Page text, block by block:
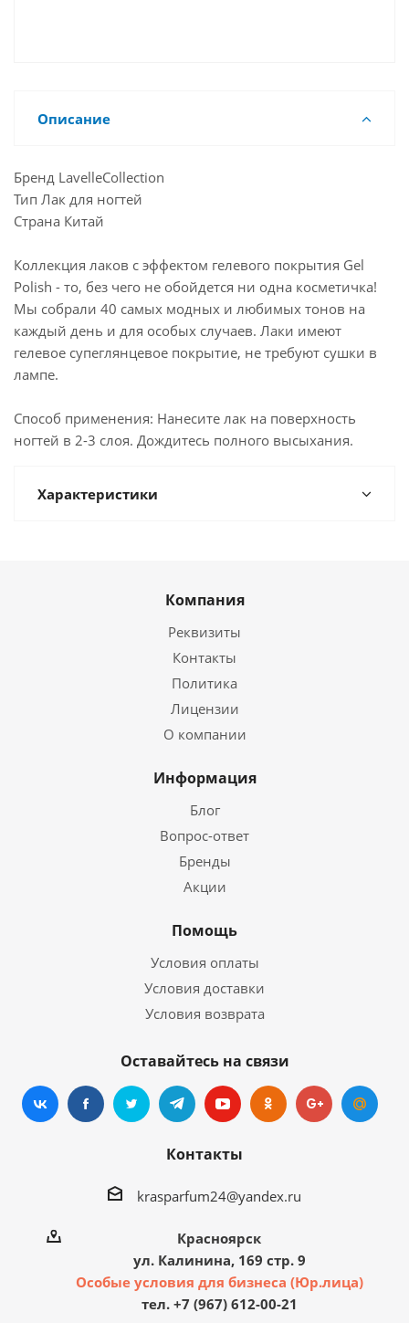
Описание
Бренд LavelleCollection
Тип Лак для ногтей
Страна Китай
Коллекция лаков с эффектом гелевого покрытия Gel
Polish - то, без чего не обойдется ни одна косметичка!
Мы собрали 40 самых модных и любимых тонов на
каждый день и для особых случаев. Лаки имеют
гелевое супеглянцевое покрытие, не требуют сушки в
лампе.
Способ применения: Нанесите лак на поверхность
ногтей в 2-3 слоя. Дождитесь полного высыхания.
Характеристики
Компания
Реквизиты
Контакты
Политика
Лицензии
О компании
Информация
Блог
Вопрос-ответ
Бренды
Акции
Помощь
Условия оплаты
Условия доставки
Условия возврата
Оставайтесь на связи
Контакты
krasparfum24@yandex.ru
Красноярск
ул. Калинина, 169 стр. 9
Особые условия для бизнеса (Юр.лица)
тел. +7 (967) 612-00-21